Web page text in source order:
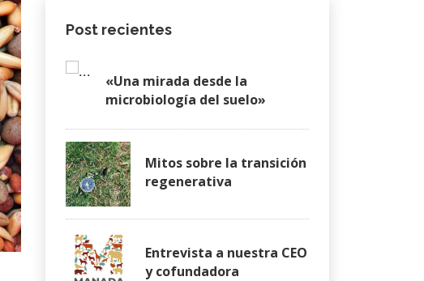
Post recientes
«Una mirada desde la
microbiología del suelo»
Mitos sobre la transición
regenerativa
Entrevista a nuestra CEO
y cofundadora